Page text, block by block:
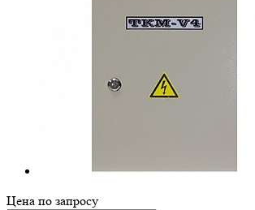
Цена по запросу